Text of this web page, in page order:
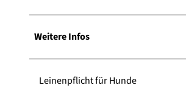
Weitere Infos
Leinenpflicht für Hunde